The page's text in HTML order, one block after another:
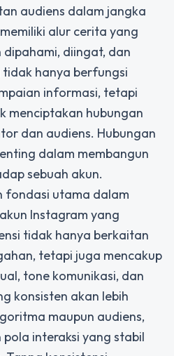
audiens dalam jangka
alur cerita yang
dipahami, diingat, dan
hanya berfungsi
informasi, tetapi
menciptakan hubungan
dan audiens. Hubungan
dalam membangun
sebuah akun.
fondasi utama dalam
Instagram yang
tidak hanya berkaitan
tetapi juga mencakup
tone komunikasi, dan
konsisten akan lebih
maupun audiens,
interaksi yang stabil